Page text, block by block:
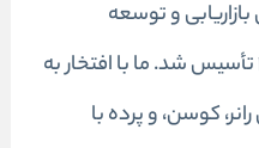
و توسعه
کسب‌وکار آنلاین، در سال ۱۳۹۷ تأسیس شد. ما با افتخار به
کوسن، و پرده با